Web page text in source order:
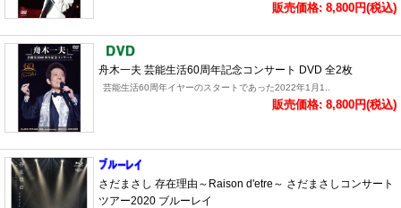
販売価格: 8,800円(税込)
舟木一夫 芸能生活60周年記念コンサート DVD 全2枚
芸能生活60周年イヤーのスタートであった2022年1月1..
販売価格: 8,800円(税込)
さだまさし 存在理由～Raison d'etre～ さだまさしコンサート
ツアー2020 ブルーレイ